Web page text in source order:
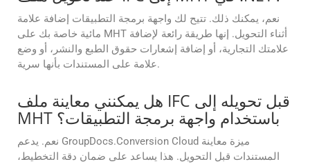
نعم، يمكنك ذلك. تتيح لك واجهة برمجة التطبيقات إضافة علامة
مائية خاصة بك على MHT أثناء التحويل. إنها طريقة رائعة لإضافة
علامتك التجارية، أو إضافة إشعارات حقوق الطبع والنشر، أو وضع
علامة على المستندات بأنها سرية.
هل يمكنني معاينة ملف IFC قبل تحويله إلى
MHT باستخدام واجهة برمجة التطبيقات؟
نعم. يدعم GroupDocs.Conversion Cloud ميزة معاينة
المستندات قبل التحويل. هذا يساعد على ضمان دقة التخطيط،